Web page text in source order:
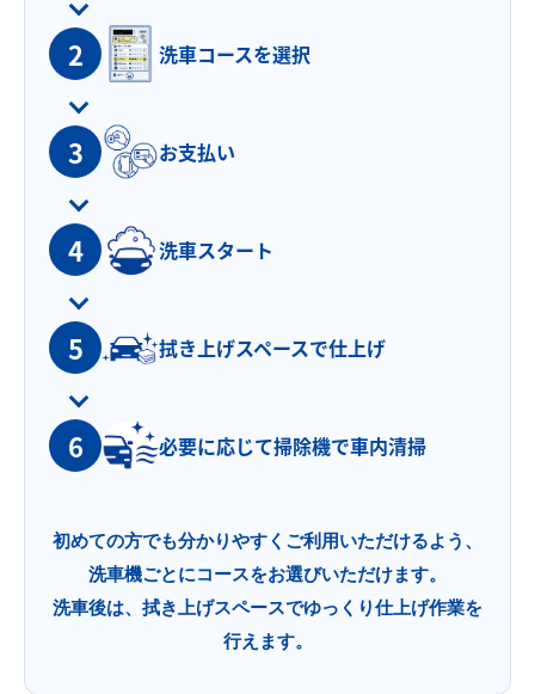
2 洗車コースを選択
3 お支払い
4 洗車スタート
5 拭き上げスペースで仕上げ
6 必要に応じて掃除機で車内清掃
初めての方でも分かりやすくご利用いただけるよう、
洗車機ごとにコースをお選びいただけます。
洗車後は、拭き上げスペースでゆっくり仕上げ作業を
行えます。